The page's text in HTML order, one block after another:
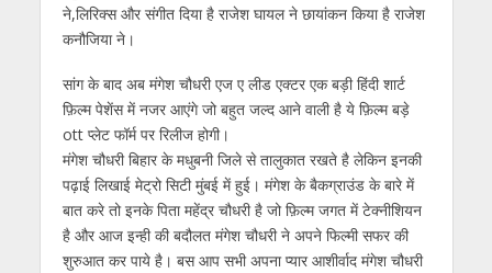
ने,लिरिक्स और संगीत दिया है राजेश घायल ने छायांकन किया है राजेश
कनौजिया ने।
सांग के बाद अब मंगेश चौधरी एज ए लीड एक्टर एक बड़ी हिंदी शार्ट
फ़िल्म पेशेंस में नजर आएंगे जो बहुत जल्द आने वाली है ये फ़िल्म बड़े
ott प्लेट फॉर्म पर रिलीज होगी।
मंगेश चौधरी बिहार के मधुबनी जिले से तालुकात रखते है लेकिन इनकी
पढ़ाई लिखाई मेट्रो सिटी मुंबई में हुई। मंगेश के बैकग्राउंड के बारे में
बात करे तो इनके पिता महेंद्र चौधरी है जो फ़िल्म जगत में टेक्नीशियन
है और आज इन्ही की बदौलत मंगेश चौधरी ने अपने फिल्मी सफर की
शुरुआत कर पाये है। बस आप सभी अपना प्यार आशीर्वाद मंगेश चौधरी